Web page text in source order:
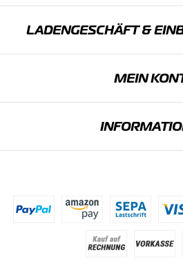
LADENGESCHÄFT &
MEIN